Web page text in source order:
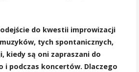
do kwestii improwizacji
tych spontanicznych,
kiedy są oni zapraszani do
i podczas koncertów. Dlaczego